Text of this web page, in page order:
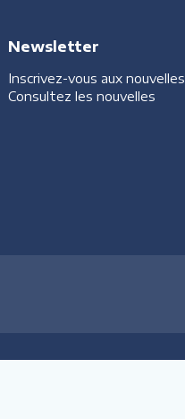
Newsletter
Inscrivez-vous aux nouvelles
Consultez les nouvelles